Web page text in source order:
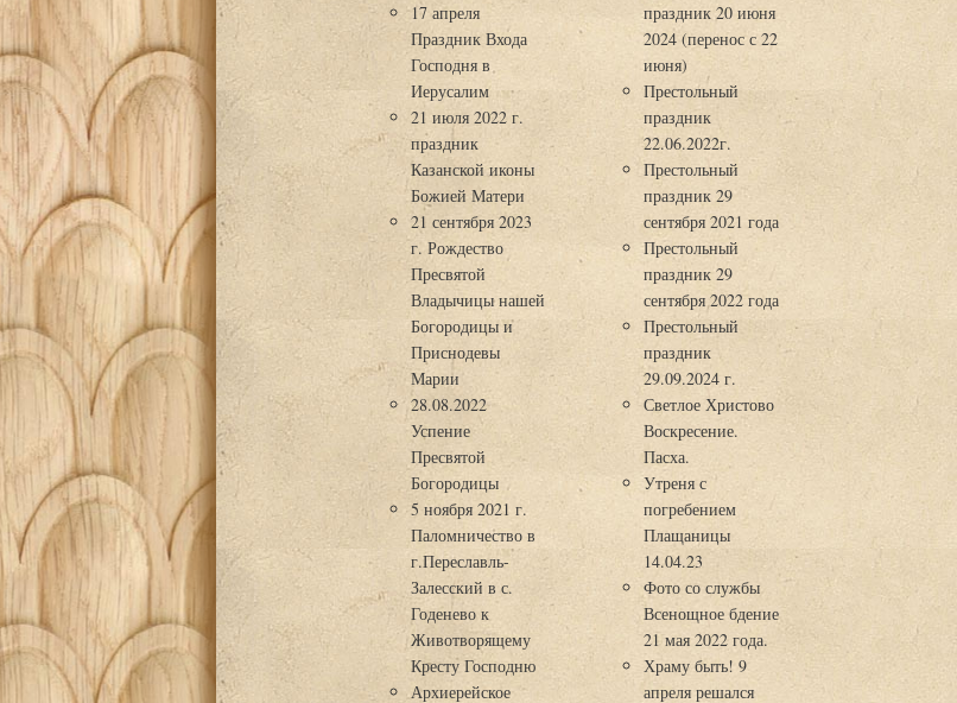
17 апреля
Праздник Входа
Господня в
Иерусалим
21 июля 2022 г.
праздник
Казанской иконы
Божией Матери
21 сентября 2023
г. Рождество
Пресвятой
Владычицы нашей
Богородицы и
Приснодевы
Марии
28.08.2022
Успение
Пресвятой
Богородицы
5 ноября 2021 г.
Паломничество в
г.Переславль-
Залесский в с.
Годенево к
Животворящему
Кресту Господню
Архиерейское
праздник 20 июня
2024 (перенос с 22
июня)
Престольный
праздник
22.06.2022г.
Престольный
праздник 29
сентября 2021 года
Престольный
праздник 29
сентября 2022 года
Престольный
праздник
29.09.2024 г.
Светлое Христово
Воскресение.
Пасха.
Утреня с
погребением
Плащаницы
14.04.23
Фото со службы
Всенощное бдение
21 мая 2022 года.
Храму быть! 9
апреля решался